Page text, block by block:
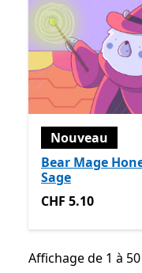
Nouveau
Bear Mage
Sage
CHF 5.10
CHF 5.10
Affichage de 1 à
Affichage de 1 à